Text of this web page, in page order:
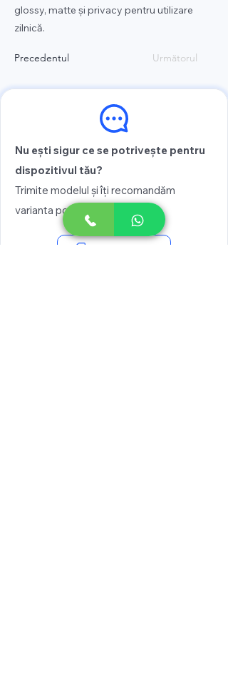
glossy, matte și privacy pentru utilizare
zilnică.
Precedentul Următorul
Nu ești sigur ce se potrivește pentru
dispozitivul tău?
Trimite modelul și îți recomandăm
varianta potrivită